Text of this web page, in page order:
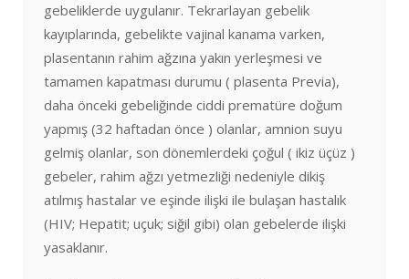
gebeliklerde uygulanır. Tekrarlayan gebelik
kayıplarında, gebelikte vajinal kanama varken,
plasentanın rahim ağzına yakın yerleşmesi ve
tamamen kapatması durumu ( plasenta Previa),
daha önceki gebeliğinde ciddi prematüre doğum
yapmış (32 haftadan önce ) olanlar, amnion suyu
gelmiş olanlar, son dönemlerdeki çoğul ( ikiz üçüz )
gebeler, rahim ağzı yetmezliği nedeniyle dikiş
atılmış hastalar ve eşinde ilişki ile bulaşan hastalık
(HIV; Hepatit; uçuk; siğil gibi) olan gebelerde ilişki
yasaklanır.